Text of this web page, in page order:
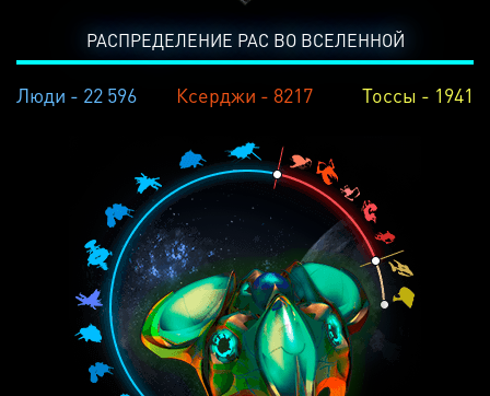
РАСПРЕДЕЛЕНИЕ РАС ВО ВСЕЛЕННОЙ
Люди - 22 596 Ксерджи - 8217 Тоссы - 1941